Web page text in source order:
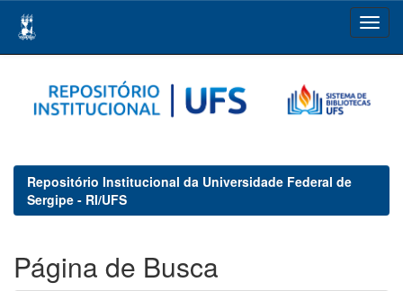
navigation
Repositório Institucional da Universidade Federal de
Sergipe - RI/UFS
Página de Busca